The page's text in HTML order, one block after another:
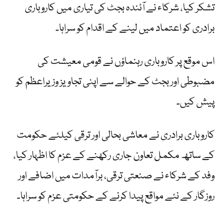
تشکر کیا، شرکاء نے آئندہ بجٹ کی تیاری میں کاروباری
برادری کو اعتماد میں لینے کے اقدام کو سراہا۔
اس موقع پر کاروباری رہنماؤں نے قومی معیشت کی
مضبوطی اور بجٹ کے حوالے سے اپنی تجاویز وزیراعظم کو
پیش کیں۔
کاروباری برادری نے معاشی بحالی اور ترقی کیلئے حکومت
کے ساتھ مکمل تعاون جاری رکھنے کے عزم کا اظہار کیا،
وفد کے شرکاء نے صنعتی ترقی، برآمدات میں اضافے اور
روزگار کے نئے مواقع پیدا کرنے کے حکومتی عزم کو سراہا۔